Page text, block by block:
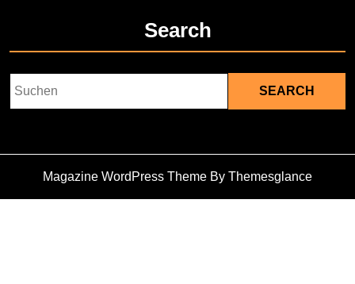
Search
Magazine WordPress Theme By Themesglance